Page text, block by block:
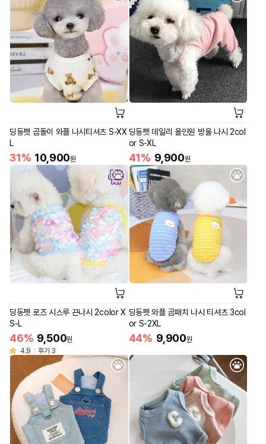
딩동펫 곰돌이 와플 나시티셔츠 S-XX
L
31% 10,900원
딩동펫 데일리 올인원 방울 나시 2col
or S-XL
41% 9,900원
딩동펫 로즈 시스루 끈나시 2color X
S-L
46% 9,500원
4.9
후기 3
딩동펫 와플 곰패치 나시 티셔츠 3col
or S-2XL
44% 9,900원